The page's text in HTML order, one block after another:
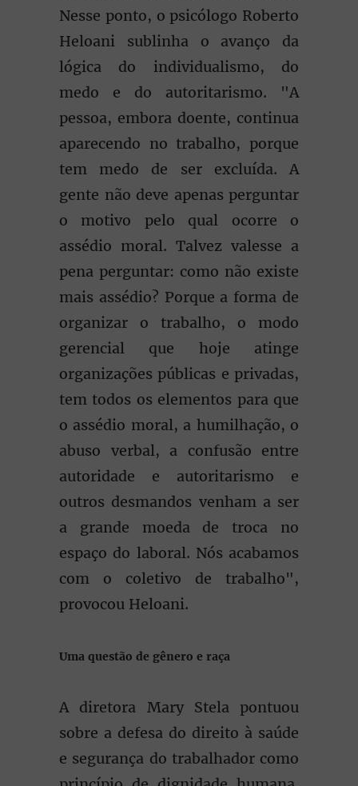
Nesse ponto, o psicólogo Roberto
Heloani sublinha o avanço da
lógica do individualismo, do
medo e do autoritarismo. "A
pessoa, embora doente, continua
aparecendo no trabalho, porque
tem medo de ser excluída. A
gente não deve apenas perguntar
o motivo pelo qual ocorre o
assédio moral. Talvez valesse a
pena perguntar: como não existe
mais assédio? Porque a forma de
organizar o trabalho, o modo
gerencial que hoje atinge
organizações públicas e privadas,
tem todos os elementos para que
o assédio moral, a humilhação, o
abuso verbal, a confusão entre
autoridade e autoritarismo e
outros desmandos venham a ser
a grande moeda de troca no
espaço do laboral. Nós acabamos
com o coletivo de trabalho",
provocou Heloani.
Uma questão de gênero e raça
A diretora Mary Stela pontuou
sobre a defesa do direito à saúde
e segurança do trabalhador como